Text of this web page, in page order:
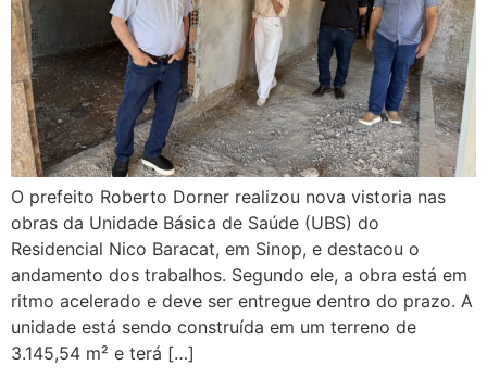
O prefeito Roberto Dorner realizou nova vistoria nas
obras da Unidade Básica de Saúde (UBS) do
Residencial Nico Baracat, em Sinop, e destacou o
andamento dos trabalhos. Segundo ele, a obra está em
ritmo acelerado e deve ser entregue dentro do prazo. A
unidade está sendo construída em um terreno de
3.145,54 m² e terá […]